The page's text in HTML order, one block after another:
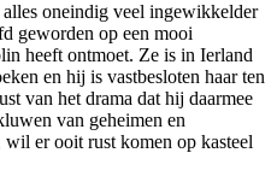
oneindig veel ingewikkelder
geworden op een mooi
heeft ontmoet. Ze is in Ierland
en hij is vastbesloten haar ten
van het drama dat hij daarmee
van geheimen en
er ooit rust komen op kasteel